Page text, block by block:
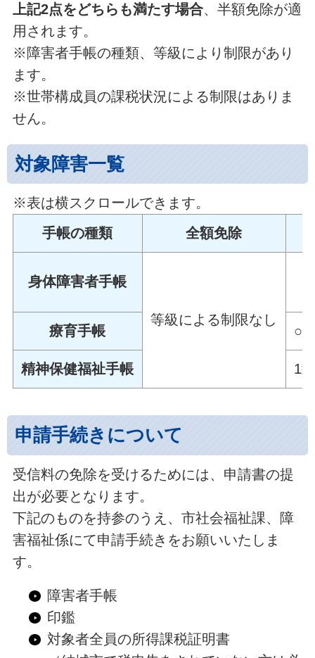
上記2点をどちらも満たす場合、半額免除が適
用されます。
※障害者手帳の種類、等級により制限があり
ます。
※世帯構成員の課税状況による制限はありま
せん。
対象障害一覧
※表は横スクロールできます。
手帳の種類
全額免除
身体障害者手帳
等級による制限なし
療育手帳 ○A
精神保健福祉手帳 1
申請手続きについて
受信料の免除を受けるためには、申請書の提
出が必要となります。
下記のものを持参のうえ、市社会福祉課、障
害福祉係にて申請手続きをお願いいたしま
す。
障害者手帳
印鑑
対象者全員の所得課税証明書